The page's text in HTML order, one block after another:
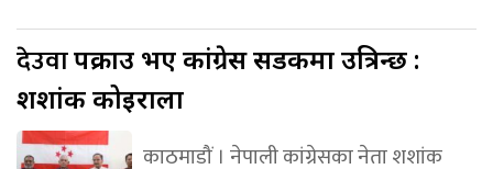
देउवापक्राउ भए कांग्रेस सडकमा उत्रिन्छ :
शशांक कोइराला
काठमाडौं । नेपाली कांग्रेसका नेता शशांक